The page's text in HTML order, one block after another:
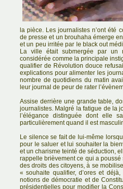
la pièce. Les journalistes n’ont été
de presse et un brouhaha émerge
et un peu irritée par le black out
La ville était submergée par un
considérée comme la principale
qualifier de Révolution douce
explications pour alimenter les
nombre de quotidiens du matin
leur journal de peur de rater
Assise derrière une grande table,
journalistes. Malgré la fatigue de la
l’élégance distinguée dont elle
particulièrement quand il est
Le silence se fait de lui-même
pour le saluer et lui souhaiter la
et un charisme teinté de séduction,
rappelle brièvement ce qui a
des droits des citoyens, à se
« souhaite qualifier, d’ores et
notions de démocratie et de
présidentielles pour modifier la